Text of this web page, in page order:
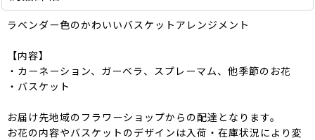
ラベンダー色のかわいいバスケットアレンジメント
【内容】
・カーネーション、ガーベラ、スプレーマム、他季節のお花
・バスケット
お届け先地域のフラワーショップからの配達となります。
お花の内容やバスケットのデザインは入荷・在庫状況により変